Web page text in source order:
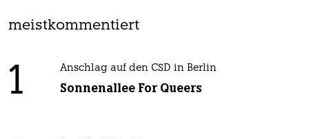
meistkommentiert
1 Anschlag auf den CSD in Berlin
Sonnenallee For Queers